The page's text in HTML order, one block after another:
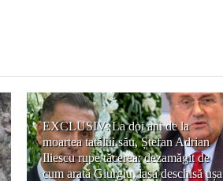
EXCLUSIV: La doi ani de la
moartea tatălui său, Ștefan Adrian
Iliescu rupe tăcerea: dezamăgit de
cum arată Giurgiu, lasă deschisă ușa